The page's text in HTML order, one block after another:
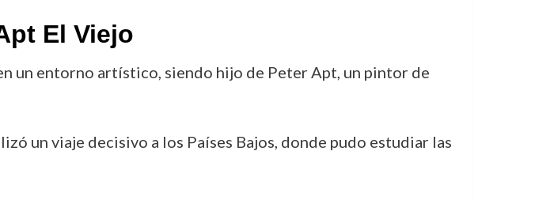
El Viejo
un entorno artístico, siendo hijo de Peter Apt, un pintor de
un viaje decisivo a los Países Bajos, donde pudo estudiar las